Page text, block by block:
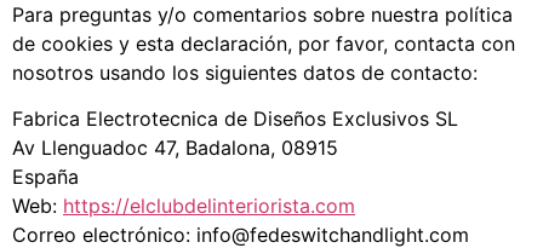
Para preguntas y/o comentarios sobre nuestra política
de cookies y esta declaración, por favor, contacta con
nosotros usando los siguientes datos de contacto:
Fabrica Electrotecnica de Diseños Exclusivos SL
Av Llenguadoc 47, Badalona, 08915
España
Web: https://elclubdelinteriorista.com
Correo electrónico: info@fedeswitchandlight.com